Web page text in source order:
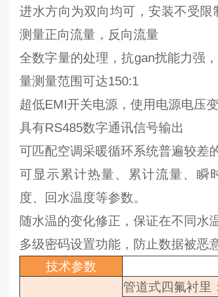
进水方向为双向均可，安装不受限
测量正向流量，反向流量
全数字量的处理，抗gan扰能力强
量测量范围可达150:1
超低EMI开关电源，使用电源电压
具有RS485数字通讯信号输出
可匹配空调采暖循环系统普遍较差
可显示累计热量、累计流量、瞬
度、回水温度等参数。
随水温的变化修正，保证在不同水
多级密码设置功能，防止数据被恶
技术参数
管道式四氟衬里